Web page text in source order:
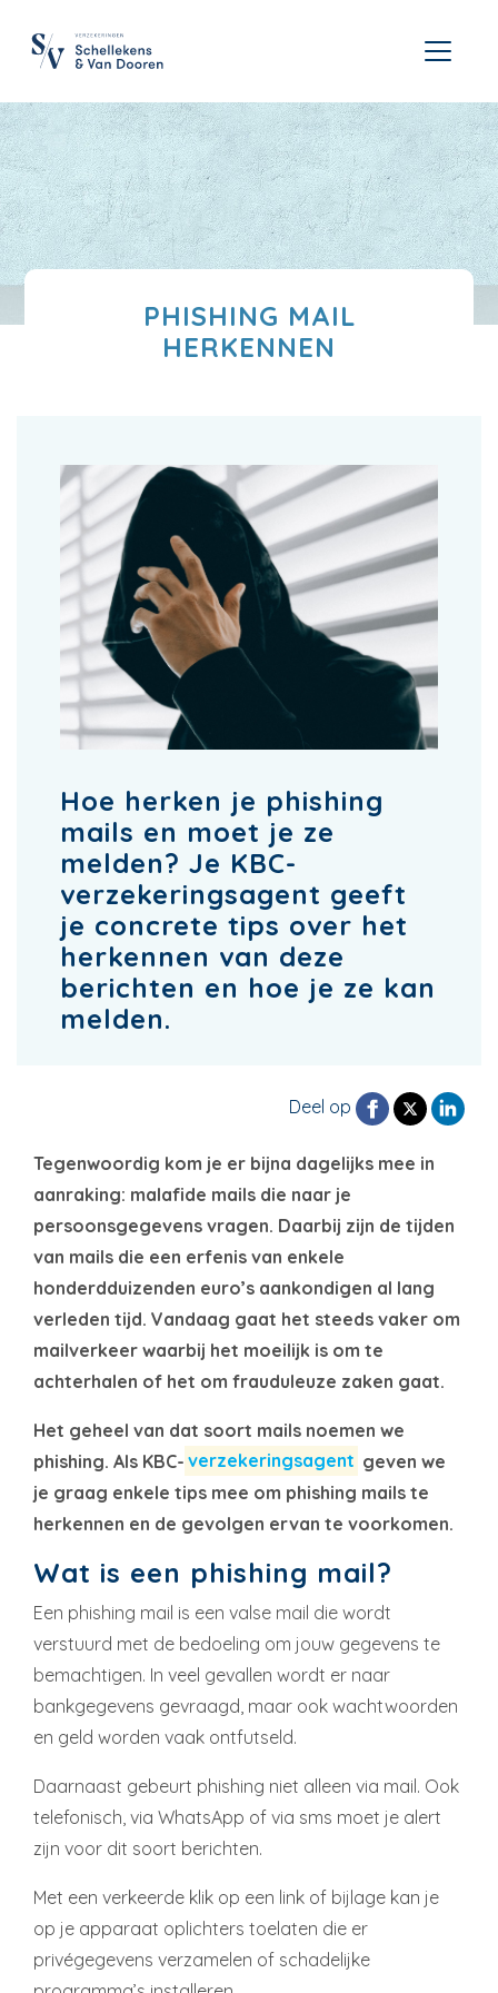
PHISHING MAIL
HERKENNEN
Hoe herken je phishing
mails en moet je ze
melden? Je KBC-
verzekeringsagent geeft
je concrete tips over het
herkennen van deze
berichten en hoe je ze kan
melden.
Deel op
Tegenwoordig kom je er bijna dagelijks mee in
aanraking: malafide mails die naar je
persoonsgegevens vragen. Daarbij zijn de tijden
van mails die een erfenis van enkele
honderdduizenden euro’s aankondigen al lang
verleden tijd. Vandaag gaat het steeds vaker om
mailverkeer waarbij het moeilijk is om te
achterhalen of het om frauduleuze zaken gaat.
Het geheel van dat soort mails noemen we
phishing. Als KBC- verzekeringsagent geven we
je graag enkele tips mee om phishing mails te
herkennen en de gevolgen ervan te voorkomen.
Wat is een phishing mail?
Een phishing mail is een valse mail die wordt
verstuurd met de bedoeling om jouw gegevens te
bemachtigen. In veel gevallen wordt er naar
bankgegevens gevraagd, maar ook wachtwoorden
en geld worden vaak ontfutseld.
Daarnaast gebeurt phishing niet alleen via mail. Ook
telefonisch, via WhatsApp of via sms moet je alert
zijn voor dit soort berichten.
Met een verkeerde klik op een link of bijlage kan je
op je apparaat oplichters toelaten die er
privégegevens verzamelen of schadelijke